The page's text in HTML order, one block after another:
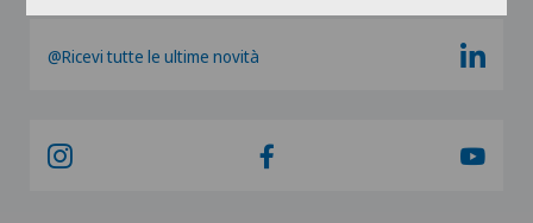
@Ricevi tutte le ultime novità